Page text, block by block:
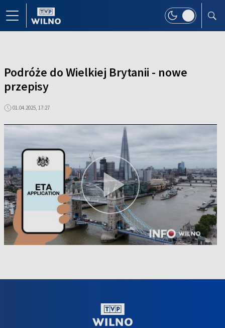
Podróże do Wielkiej Brytanii - nowe
przepisy
01.04.2025, 17:27